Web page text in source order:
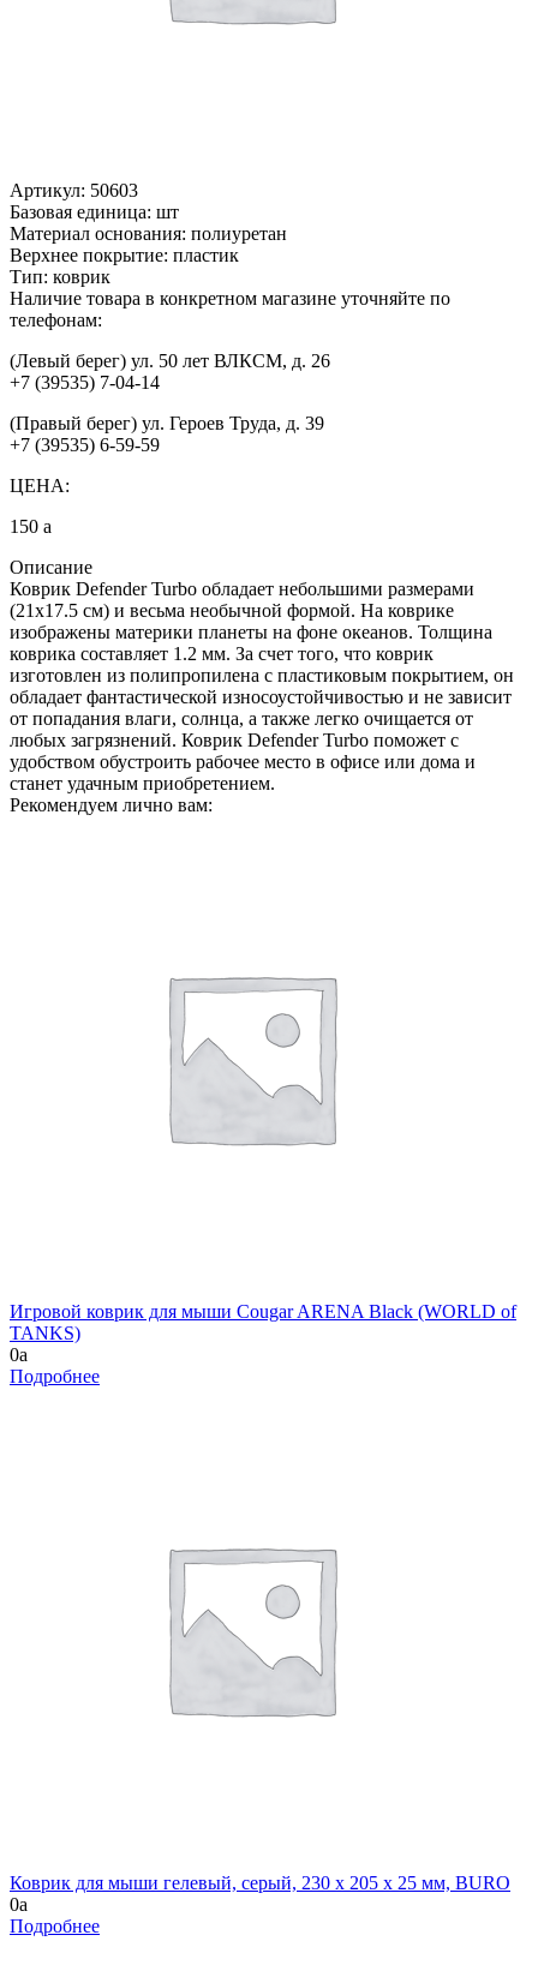
Артикул: 50603
Базовая единица: шт
Материал основания: полиуретан
Верхнее покрытие: пластик
Тип: коврик
Наличие товара в конкретном магазине уточняйте по
телефонам:
(Левый берег) ул. 50 лет ВЛКСМ, д. 26
+7 (39535) 7-04-14
(Правый берег) ул. Героев Труда, д. 39
+7 (39535) 6-59-59
ЦЕНА:
150 a
Описание
Коврик Defender Turbo обладает небольшими размерами
(21x17.5 см) и весьма необычной формой. На коврике
изображены материки планеты на фоне океанов. Толщина
коврика составляет 1.2 мм. За счет того, что коврик
изготовлен из полипропилена с пластиковым покрытием, он
обладает фантастической износоустойчивостью и не зависит
от попадания влаги, солнца, а также легко очищается от
любых загрязнений. Коврик Defender Turbo поможет с
удобством обустроить рабочее место в офисе или дома и
станет удачным приобретением.
Рекомендуем лично вам:
Игровой коврик для мыши Cougar ARENA Black (WORLD of
TANKS)
0a
Подробнее
Коврик для мыши гелевый, серый, 230 х 205 х 25 мм, BURO
0a
Подробнее